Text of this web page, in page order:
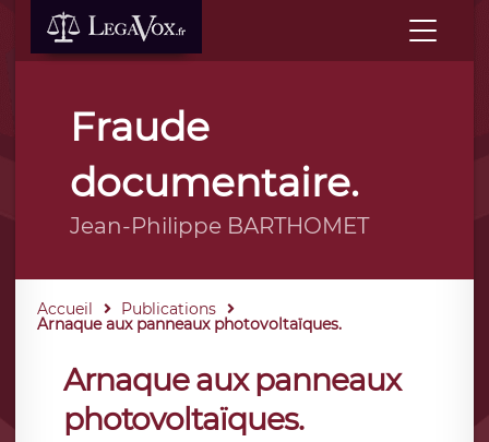
Fraude
documentaire.
Jean-Philippe BARTHOMET
Accueil Publications
Arnaque aux panneaux photovoltaïques.
Arnaque aux panneaux
photovoltaïques.